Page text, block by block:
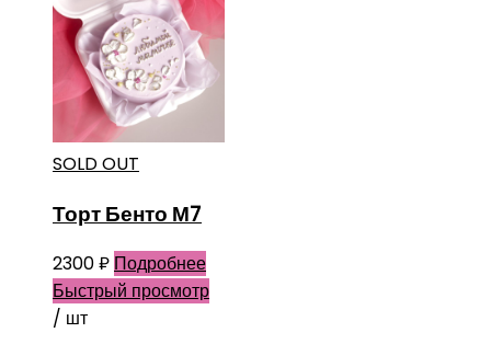
SOLD OUT
Торт Бенто М7
2300₽ Подробнее
Быстрый просмотр
/ шт